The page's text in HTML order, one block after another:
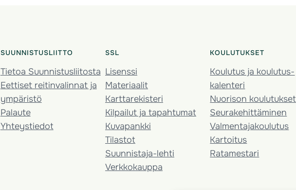
SUUNNISTUSLIITTO
Tietoa Suunnistusliitosta
Eettiset reitinvalinnat ja
ympäristö
Palaute
Yhteystiedot
SSL
Lisenssi
Materiaalit
Karttarekisteri
Kilpailut ja tapahtumat
Kuvapankki
Tilastot
Suunnistaja-lehti
Verkkokauppa
KOULUTUKSET
Koulutus ja koulutus­
kalenteri
Nuorison koulutukset
Seura­kehittäminen
Valmentaja­koulutus
Kartoitus
Ratamestari